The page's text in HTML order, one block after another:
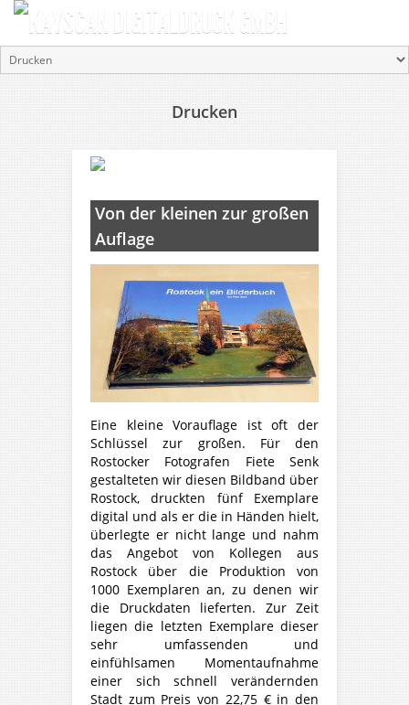
Drucken
Von der kleinen zur großen
Auflage
Eine kleine Vorauflage ist oft der
Schlüssel zur großen. Für den
Rostocker Fotografen Fiete Senk
gestalteten wir diesen Bildband über
Rostock, druckten fünf Exemplare
digital und als er die in Händen hielt,
überlegte er nicht lange und nahm
das Angebot von Kollegen aus
Rostock über die Produktion von
1000 Exemplaren an, zu denen wir
die Druckdaten lieferten. Zur Zeit
liegen die letzten Exemplare dieser
sehr umfassenden und
einfühlsamen Momentaufnahme
einer sich schnell verändernden
Stadt zum Preis von 22,75 € in den